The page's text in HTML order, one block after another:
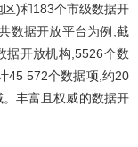
)和183个市级数据开
数据开放平台为例,截
据开放机构,5526个数
45 572个数据项,约20
丰富且权威的数据开